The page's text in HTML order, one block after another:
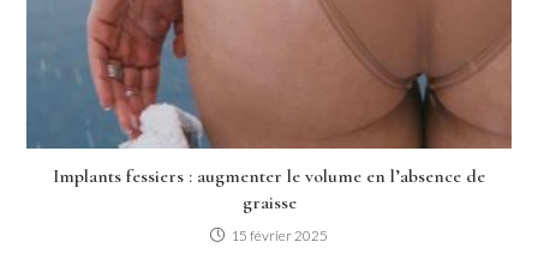
Implants fessiers : augmenter le volume en l’absence de
graisse
15 février 2025